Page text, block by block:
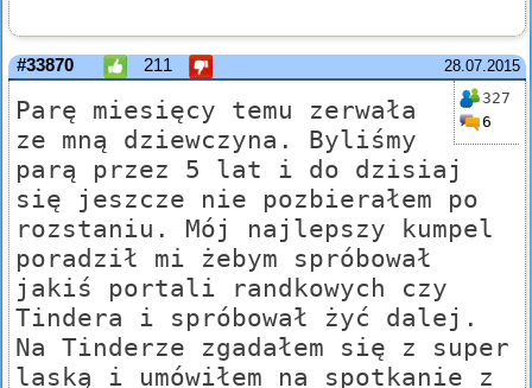
28.07.2015
#33870 211
327
6
Parę miesięcy temu zerwała
ze mną dziewczyna. Byliśmy
parą przez 5 lat i do dzisiaj
się jeszcze nie pozbierałem po
rozstaniu. Mój najlepszy kumpel
poradził mi żebym spróbował
jakiś portali randkowych czy
Tindera i spróbował żyć dalej.
Na Tinderze zgadałem się z super
laską i umówiłem na spotkanie z